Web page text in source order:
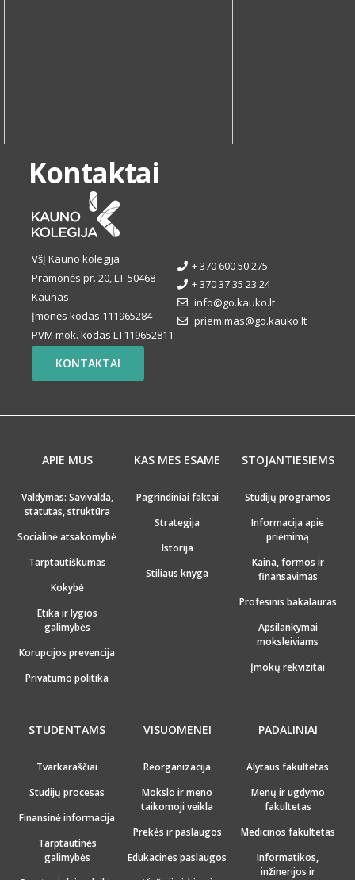
Kontaktai
VšĮ Kauno kolegija
Pramonės pr. 20, LT-50468
Kaunas
Įmonės kodas 111965284
PVM mok. kodas LT119652811
+ 370 600 50 275
+ 370 37 35 23 24
info@go.kauko.lt
priemimas@go.kauko.lt
KONTAKTAI
APIE MUS
Valdymas: Savivalda,
statutas, struktūra
Socialinė atsakomybė
Tarptautiškumas
Kokybė
Etika ir lygios
galimybės
Korupcijos prevencija
Privatumo politika
KAS MES ESAME
Pagrindiniai faktai
Strategija
Istorija
Stiliaus knyga
STOJANTIESIEMS
Studijų programos
Informacija apie
priėmimą
Kaina, formos ir
finansavimas
Profesinis bakalauras
Apsilankymai
moksleiviams
Įmokų rekvizitai
STUDENTAMS
Tvarkaraščiai
Studijų procesas
Finansinė informacija
Tarptautinės
galimybės
VISUOMENEI
Reorganizacija
Mokslo ir meno
taikomoji veikla
Prekės ir paslaugos
Edukacinės paslaugos
PADALINIAI
Alytaus fakultetas
Menų ir ugdymo
fakultetas
Medicinos fakultetas
Informatikos,
inžinerijos ir